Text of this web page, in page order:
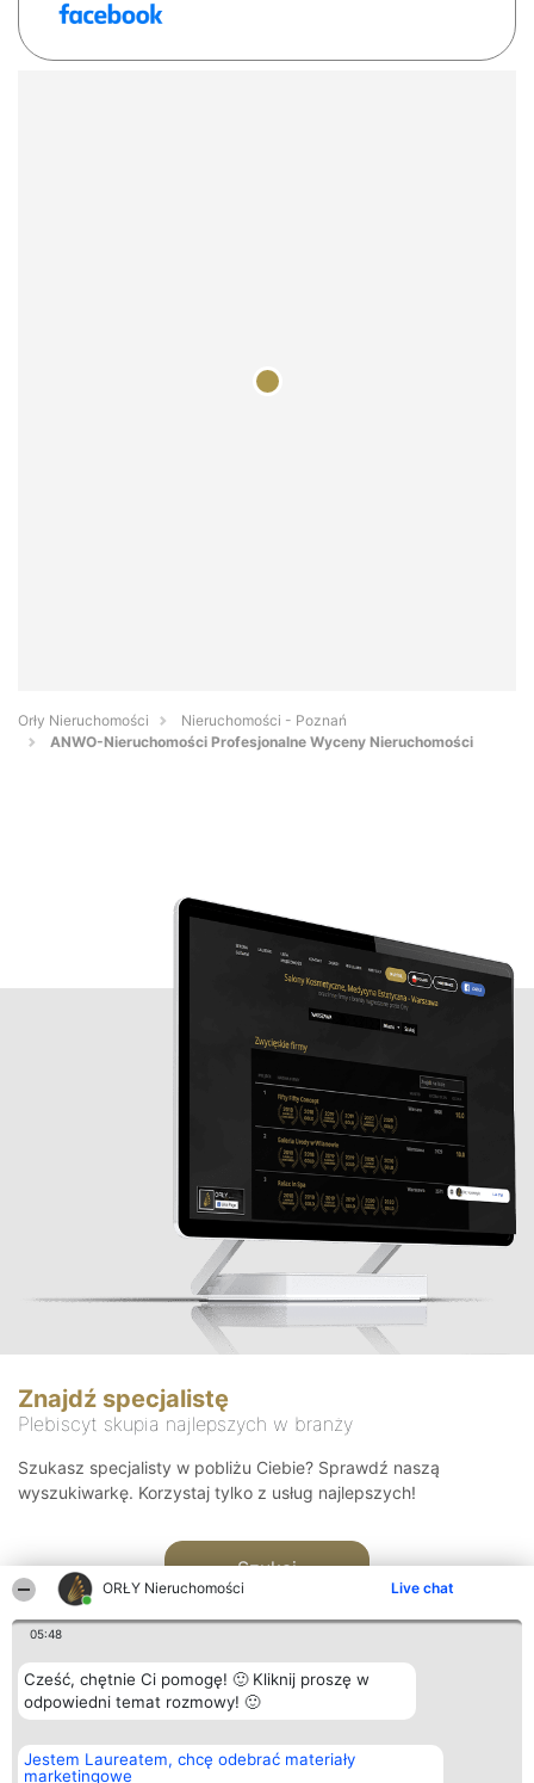
ORŁY Nieruchomości Live chat
05:48
Cześć, chętnie Ci pomogę! 🙂 Kliknij proszę w
odpowiedni temat rozmowy! 🙂
Jestem Laureatem, chcę odebrać materiały
marketingowe
Orły Nieruchomości
Nieruchomości - Poznań
ANWO-Nieruchomości Profesjonalne Wyceny Nieruchomości
Znajdź specjalistę
Plebiscyt skupia najlepszych w branży
Szukasz specjalisty w pobliżu Ciebie? Sprawdź naszą
wyszukiwarkę. Korzystaj tylko z usług najlepszych!
Szukaj
Organizator plebiscytu
Bright Side Solutions sp. z o.
o. sp. k.
Plebiscyt
Laureaci
Kontakt
Kontakt